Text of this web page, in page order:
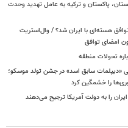
پاکستان و ترکیه به عامل تهدید وحدت
هسته‌ای با ایران شد؟ / وال‌استریت
امضای توافق
تحولات منطقه
سابق اسد» در جشن تولد موسکو؛
را خشمگین کرد
را به دولت آمریکا ترجیح می‌دهند